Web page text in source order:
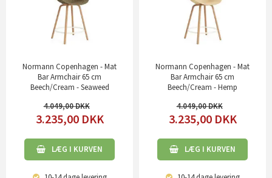
Normann Copenhagen - Mat
Bar Armchair 65 cm
Beech/Cream - Seaweed
4.049,00
3.235,00 DKK
LÆG I KURVEN
Normann Copenhagen - Mat
Bar Armchair 65 cm
Beech/Cream - Hemp
4.049,00
3.235,00 DKK
LÆG I KURVEN